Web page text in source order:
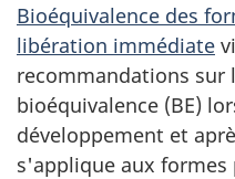
Bioéquivalence des
libération immédiate
recommandations sur
bioéquivalence (BE)
développement et
s'applique aux